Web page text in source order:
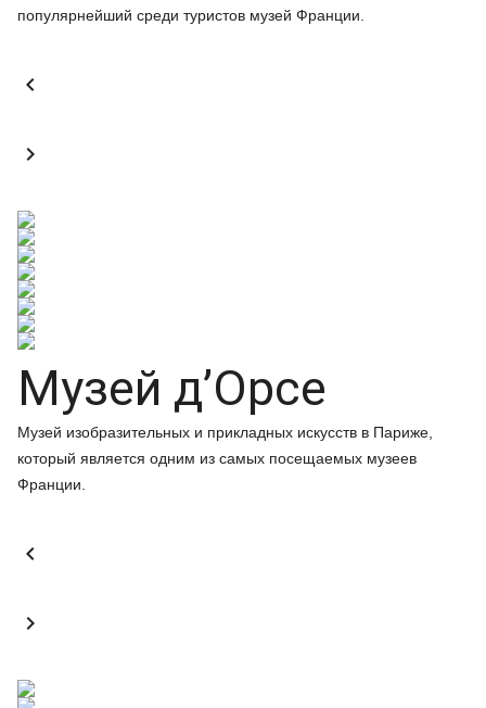
популярнейший среди туристов музей Франции.


Музей д’Орсе
Музей изобразительных и прикладных искусств в Париже,
который является одним из самых посещаемых музеев
Франции.

